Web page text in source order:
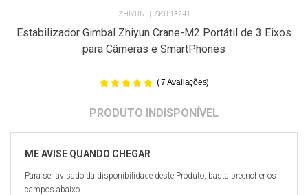
ZHIYUN 13241
Estabilizador Gimbal Zhiyun Crane-M2 Portátil de 3 Eixos
para Câmeras e SmartPhones
(7 Avaliações)
Para ser avisado da disponibilidade deste Produto, basta preencher os
campos abaixo.